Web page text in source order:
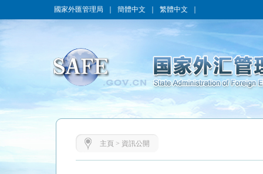
國家外匯管理局 簡體中文 繁體中文
主頁 > 資訊公開